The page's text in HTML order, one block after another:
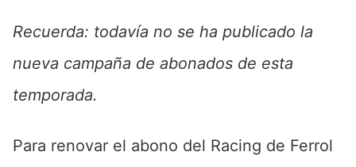
Recuerda: todavía no se ha publicado la
nueva campaña de abonados de esta
temporada.
Para renovar el abono del Racing de Ferrol